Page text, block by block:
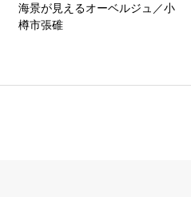
海景が見えるオーベルジュ／小
樽市張碓